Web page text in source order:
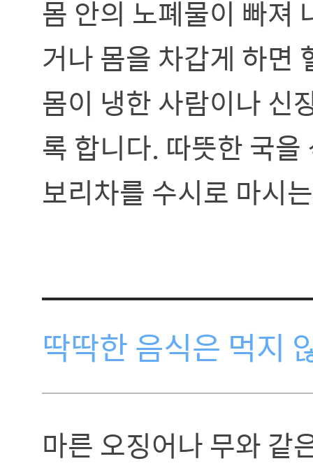
몸 안의 노폐물이 빠져
거나 몸을 차갑게 하면
몸이 냉한 사람이나 신
록 합니다. 따뜻한 국
보리차를 수시로 마시
딱딱한 음식은 먹지
마른 오징어나 무와 같